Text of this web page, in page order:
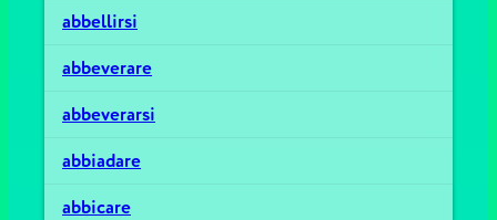
abbellirsi
abbeverare
abbeverarsi
abbiadare
abbicare